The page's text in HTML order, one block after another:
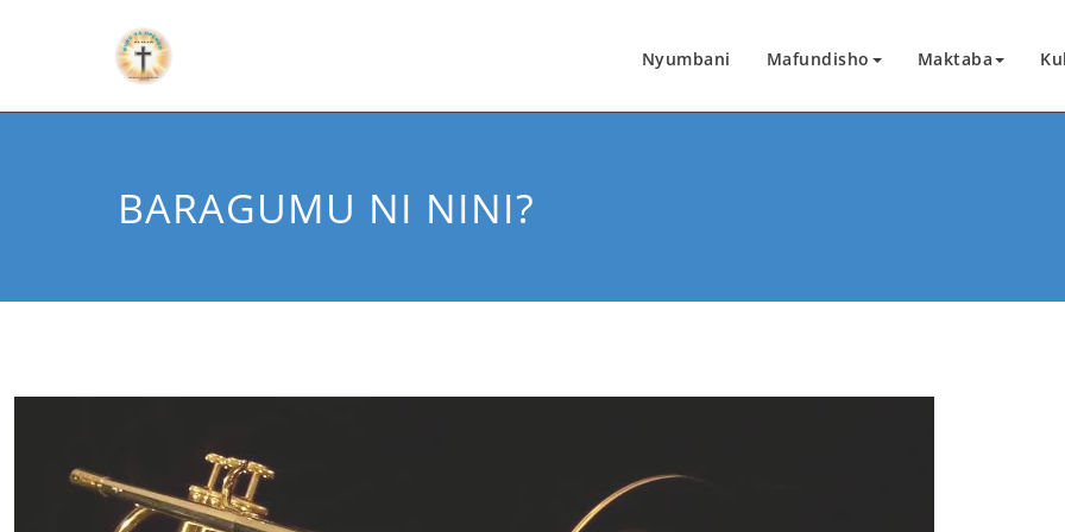
Nyumbani Mafundisho Maktaba
BARAGUMU NI NINI?wako utasaidia, kuifanya tovuti hii kuendelea kuwepo, pamoja